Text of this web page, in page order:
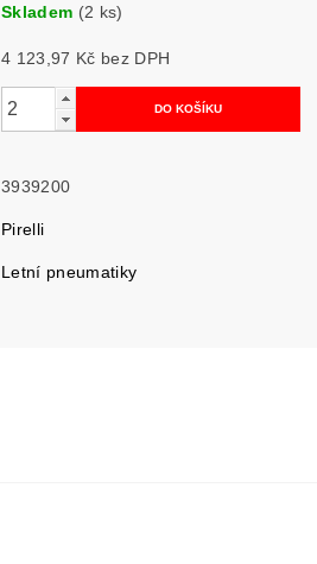
Skladem (2 ks)
4 123,97 Kč bez DPH
3939200
Pirelli
Letní pneumatiky